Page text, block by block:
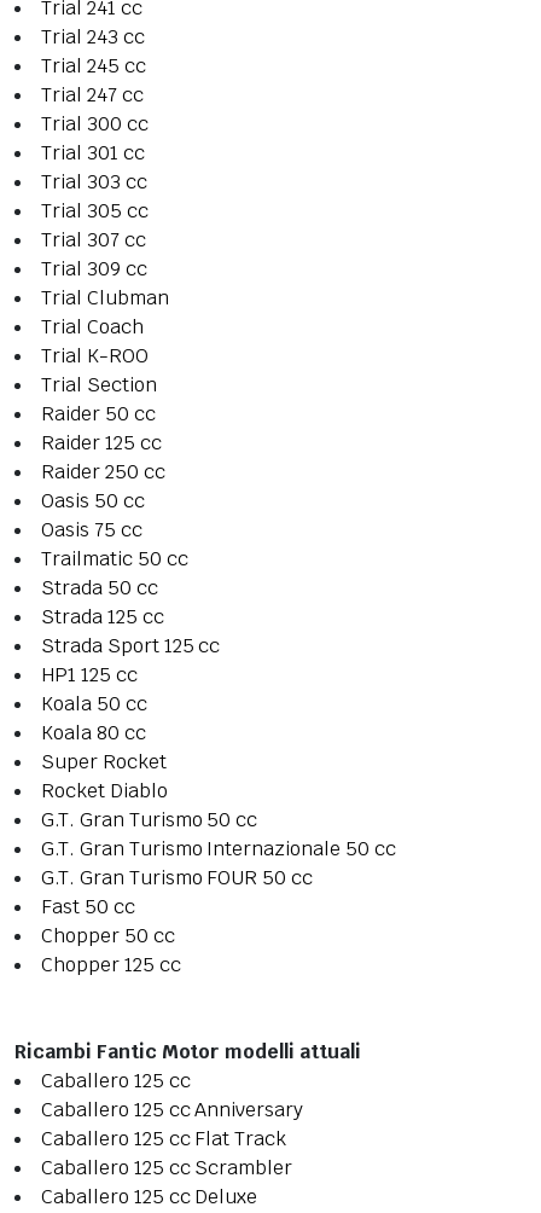
Trial 241 cc
Trial 243 cc
Trial 245 cc
Trial 247 cc
Trial 300 cc
Trial 301 cc
Trial 303 cc
Trial 305 cc
Trial 307 cc
Trial 309 cc
Trial Clubman
Trial Coach
Trial K-ROO
Trial Section
Raider 50 cc
Raider 125 cc
Raider 250 cc
Oasis 50 cc
Oasis 75 cc
Trailmatic 50 cc
Strada 50 cc
Strada 125 cc
Strada Sport 125 cc
HP1 125 cc
Koala 50 cc
Koala 80 cc
Super Rocket
Rocket Diablo
G.T. Gran Turismo 50 cc
G.T. Gran Turismo Internazionale 50 cc
G.T. Gran Turismo FOUR 50 cc
Fast 50 cc
Chopper 50 cc
Chopper 125 cc
Ricambi Fantic Motor modelli attuali
Caballero 125 cc
Caballero 125 cc Anniversary
Caballero 125 cc Flat Track
Caballero 125 cc Scrambler
Caballero 125 cc Deluxe